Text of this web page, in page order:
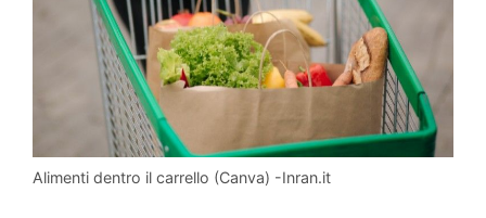
Alimenti dentro il carrello (Canva) -Inran.it